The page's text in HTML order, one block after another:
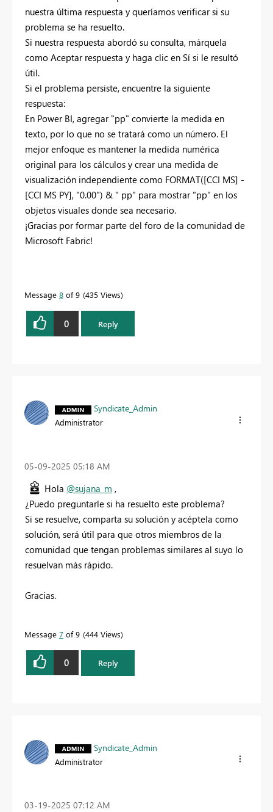
nuestra última respuesta y queríamos verificar si su
problema se ha resuelto.
Si nuestra respuesta abordó su consulta, márquela
como Aceptar respuesta y haga clic en Sí si le resultó
útil.
Si el problema persiste, encuentre la siguiente
respuesta:
En Power BI, agregar "pp" convierte la medida en
texto, por lo que no se tratará como un número. El
mejor enfoque es mantener la medida numérica
original para los cálculos y crear una medida de
visualización independiente como FORMAT([CCI MS] -
[CCI MS PY], "0.00") & " pp" para mostrar "pp" en los
objetos visuales donde sea necesario.
¡Gracias por formar parte del foro de la comunidad de
Microsoft Fabric!
Message 8 of 9 435 Views
0 Reply
Syndicate_Admin
Administrator
‎05-09-2025 05:18 AM
Hola @sujana_m ,
¿Puedo preguntarle si ha resuelto este problema?
Si se resuelve, comparta su solución y acéptela como
solución, será útil para que otros miembros de la
comunidad que tengan problemas similares al suyo lo
resuelvan más rápido.
Gracias.
Message 7 of 9 444 Views
0 Reply
Syndicate_Admin
Administrator
‎03-19-2025 07:12 AM